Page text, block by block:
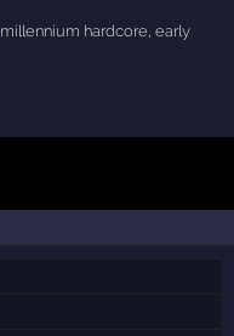
millennium hardcore,early